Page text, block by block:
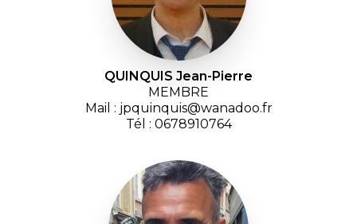
QUINQUIS Jean-Pierre
MEMBRE
Mail : jpquinquis@wanadoo.fr
Tél : 0678910764